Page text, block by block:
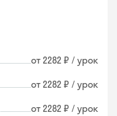
от 2282 ₽ / урок
от 2282 ₽ / урок
от 2282 ₽ / урок